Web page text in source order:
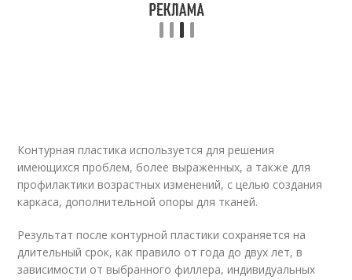
Контурная пластика используется для решения
имеющихся проблем, более выраженных, а также для
профилактики возрастных изменений, с целью создания
каркаса, дополнительной опоры для тканей.
Результат после контурной пластики сохраняется на
длительный срок, как правило от года до двух лет, в
зависимости от выбранного филлера, индивидуальных